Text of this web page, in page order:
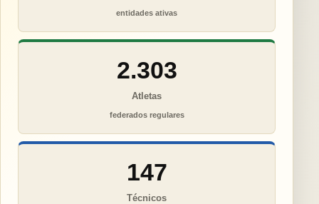
entidades ativas
2.303
Atletas
federados regulares
147
Técnicos